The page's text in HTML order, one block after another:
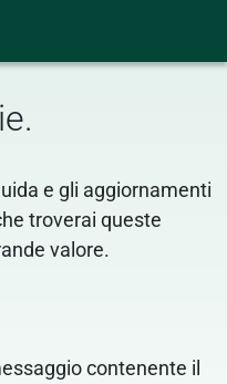
.
e gli aggiornamenti
troverai queste
valore.
contenente il